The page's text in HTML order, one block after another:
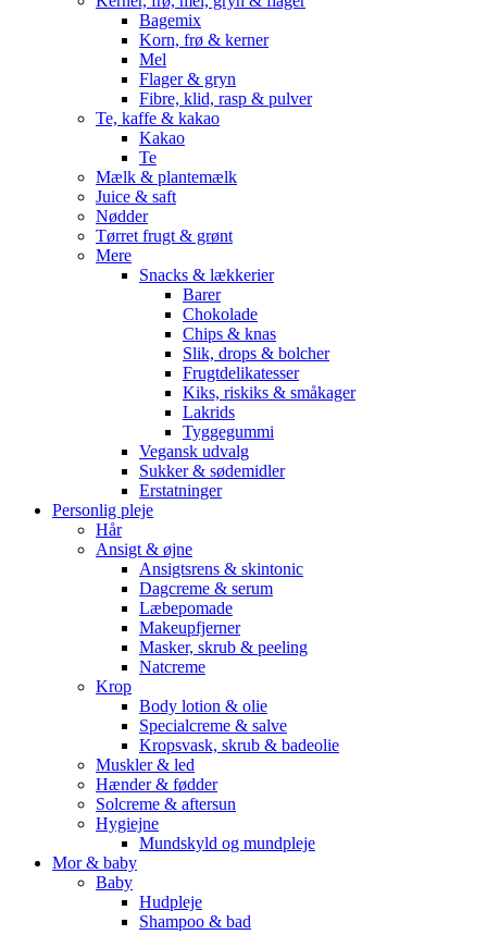
Bagemix
Korn, frø & kerner
Mel
Flager & gryn
Fibre, klid, rasp & pulver
Te, kaffe & kakao
Kakao
Te
Mælk & plantemælk
Juice & saft
Nødder
Tørret frugt & grønt
Mere
Snacks & lækkerier
Barer
Chokolade
Chips & knas
Slik, drops & bolcher
Frugtdelikatesser
Kiks, riskiks & småkager
Lakrids
Tyggegummi
Vegansk udvalg
Sukker & sødemidler
Erstatninger
Personlig pleje
Hår
Ansigt & øjne
Ansigtsrens & skintonic
Dagcreme & serum
Læbepomade
Makeupfjerner
Masker, skrub & peeling
Natcreme
Krop
Body lotion & olie
Specialcreme & salve
Kropsvask, skrub & badeolie
Muskler & led
Hænder & fødder
Solcreme & aftersun
Hygiejne
Mundskyld og mundpleje
Mor & baby
Baby
Hudpleje
Shampoo & bad